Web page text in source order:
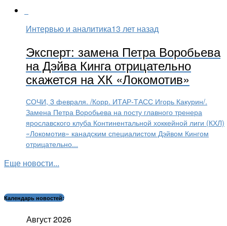
Интервью и аналитика13 лет назад
Эксперт: замена Петра Воробьева
на Дэйва Кинга отрицательно
скажется на ХК «Локомотив»
СОЧИ, 3 февраля. /Корр. ИТАР-ТАСС Игорь Какурин/.
Замена Петра Воробьева на посту главного тренера
ярославского клуба Континентальной хоккейной лиги (КХЛ)
«Локомотив» канадским специалистом Дэйвом Кингом
отрицательно...
Еще новости...
Календарь новостей:
Август 2026